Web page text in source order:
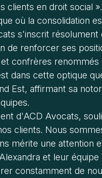
clients en droit social ».
où la consolidation
s'inscrit résolument
de renforcer ses
confrères
dans cette optique
Est, affirmant sa
d'ACD Avocats,
clients. Nous
mérite une attention
et leur
constamment de